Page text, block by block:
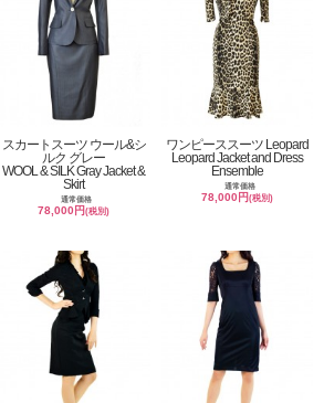
スカートスーツ ウール&シ
ルク グレー
WOOL & SILK Gray Jacket &
Skirt
通常価格
78,000円(税別)
ワンピーススーツ Leopard
Leopard Jacket and Dress
Ensemble
通常価格
78,000円(税別)